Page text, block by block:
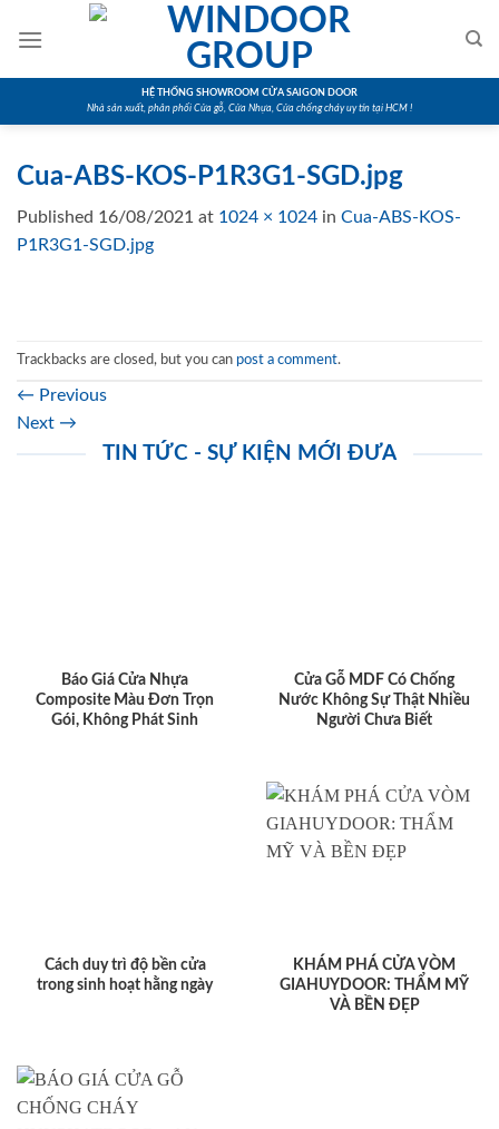
HỆ THỐNG SHOWROOM CỬA SAIGON DOOR
Nhà sản xuất, phân phối Cửa gỗ, Cửa Nhựa, Cửa chống cháy uy tín tại HCM !
Cua-ABS-KOS-P1R3G1-SGD.jpg
Published 16/08/2021 at 1024 × 1024 in Cua-ABS-KOS-
P1R3G1-SGD.jpg
Trackbacks are closed, but you can post a comment.
← Previous
Next →
TIN TỨC - SỰ KIỆN MỚI ĐƯA
Báo Giá Cửa Nhựa
Composite Màu Đơn Trọn
Gói, Không Phát Sinh
Cửa Gỗ MDF Có Chống
Nước Không Sự Thật Nhiều
Người Chưa Biết
Cách duy trì độ bền cửa
trong sinh hoạt hằng ngày
KHÁM PHÁ CỬA VÒM
GIAHUYDOOR: THẨM MỸ
VÀ BỀN ĐẸP